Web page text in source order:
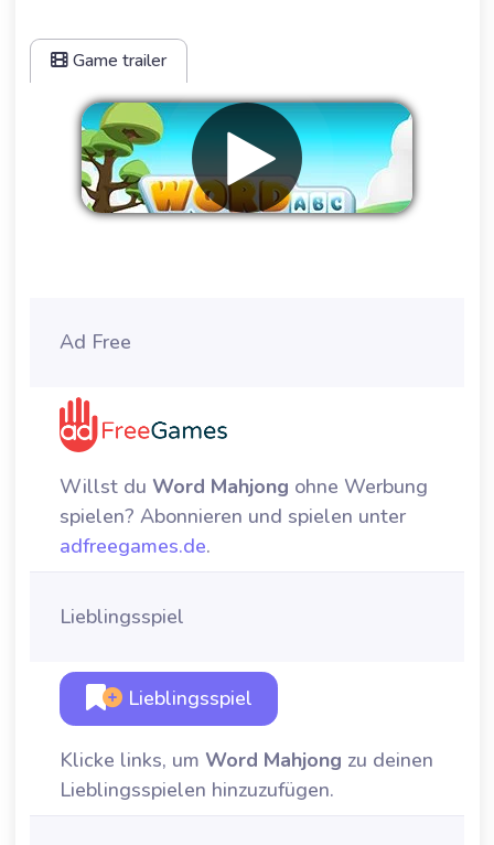
Game trailer
Ad Free
Willst du Word Mahjong ohne Werbung
spielen? Abonnieren und spielen unter
adfreegames.de.
Lieblingsspiel
Lieblingsspiel
Klicke links, um Word Mahjong zu deinen
Lieblingsspielen hinzuzufügen.